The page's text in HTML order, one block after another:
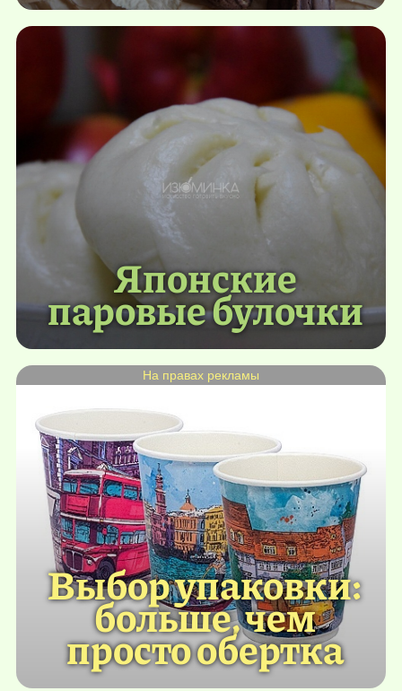
Японские
паровые булочки
Выбор упаковки:
больше, чем
просто обертка
На правах рекламы